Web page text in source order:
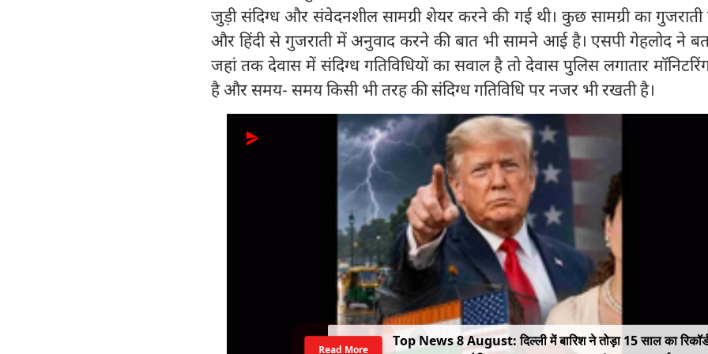
जुड़ी संदिग्ध और संवेदनशील सामग्री शेयर करने की गई थी। कुछ सामग्री का गुजराती
और हिंदी से गुजराती में अनुवाद करने की बात भी सामने आई है। एसपी गेहलोद ने
जहां तक देवास में संदिग्‍ध गतिविधियों का सवाल है तो देवास पुलिस लगातार
है और समय- समय किसी भी तरह की संदिग्‍ध गतिविधि पर नजर भी रखती है।
Top News 8 August: दिल्ली में बारिश ने तोड़ा 15 साल का
Read More